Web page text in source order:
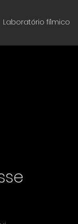
Laboratório fílmico